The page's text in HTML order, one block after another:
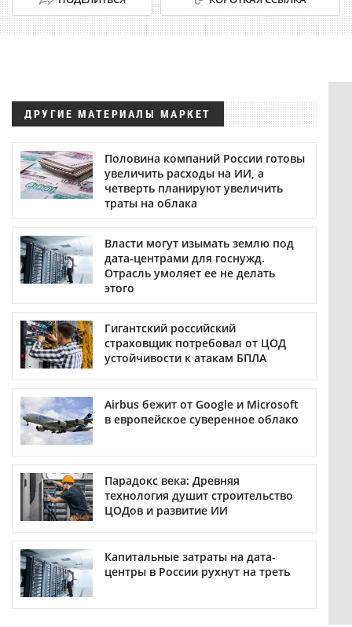
ДРУГИЕ МАТЕРИАЛЫ МАРКЕТ
Половина компаний России готовы
увеличить расходы на ИИ, а
четверть планируют увеличить
траты на облака
Власти могут изымать землю под
дата-центрами для госнужд.
Отрасль умоляет ее не делать
этого
Гигантский российский
страховщик потребовал от ЦОД
устойчивости к атакам БПЛА
Airbus бежит от Google и Microsoft
в европейское суверенное облако
Парадокс века: Древняя
технология душит строительство
ЦОДов и развитие ИИ
Капитальные затраты на дата-
центры в России рухнут на треть